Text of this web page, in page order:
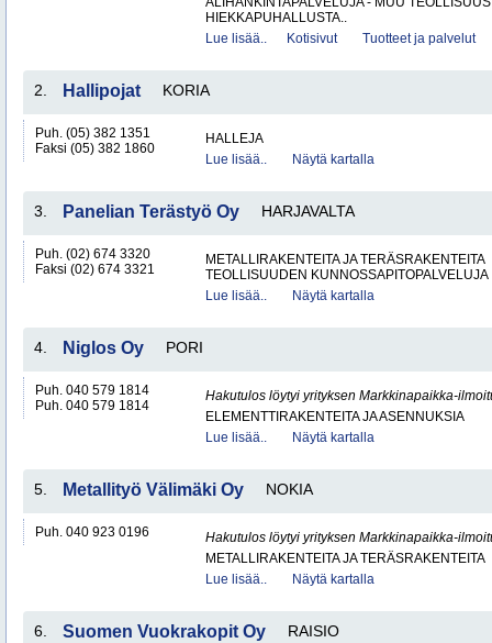
HIEKKAPUHALLUSTA..
Lue lisää..
Kotisivut Tuotteet ja palvelut
2. Hallipojat KORIA
Puh. (05) 382 1351
Faksi (05) 382 1860
HALLEJA
Lue lisää..
Näytä kartalla
3. Panelian Terästyö Oy HARJAVALTA
Puh. (02) 674 3320
Faksi (02) 674 3321
METALLIRAKENTEITA JA TERÄSRAKENTEITA
TEOLLISUUDEN KUNNOSSAPITOPALVELUJA
Lue lisää..
Näytä kartalla
4. Niglos Oy PORI
Puh. 040 579 1814
Puh. 040 579 1814
Hakutulos löytyi yrityksen Markkinapaikka-
ELEMENTTIRAKENTEITA JA ASENNUKSIA
Lue lisää..
Näytä kartalla
5. Metallityö Välimäki Oy NOKIA
Puh. 040 923 0196
Hakutulos löytyi yrityksen Markkinapaikka-
METALLIRAKENTEITA JA TERÄSRAKENTEITA
Lue lisää..
Näytä kartalla
6. Suomen Vuokrakopit Oy RAISIO